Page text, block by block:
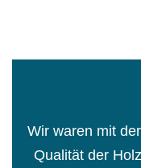
Wir waren mit
Qualität der